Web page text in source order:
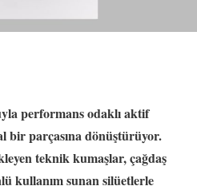
performans odaklı aktif
bir parçasına dönüştürüyor.
teknik kumaşlar, çağdaş
kullanım sunan silüetlerle